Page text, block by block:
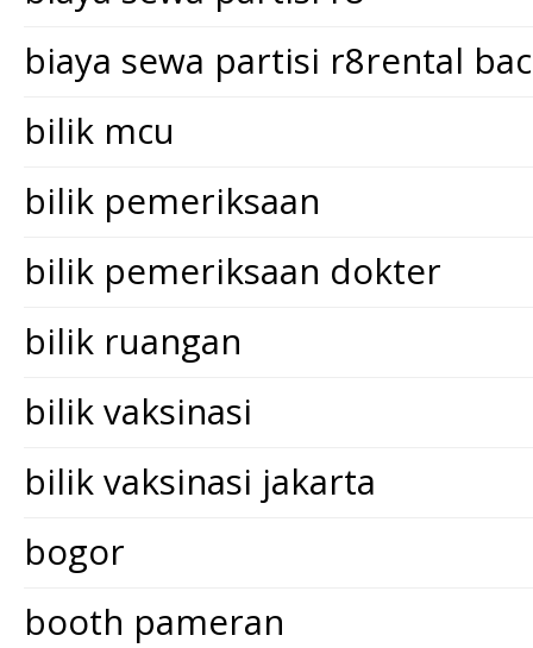
biaya sewa partisi r8rental
bilik mcu
bilik pemeriksaan
bilik pemeriksaan dokter
bilik ruangan
bilik vaksinasi
bilik vaksinasi jakarta
bogor
booth pameran